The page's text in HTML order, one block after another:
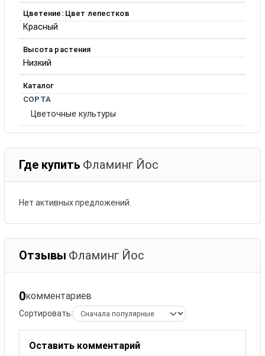
Цветение: Цвет лепестков
Красный
Высота растения
Низкий
Каталог
СОРТА
Цветочные культуры
Где купить Фламинг Йос
Нет активных предложений.
Отзывы Фламинг Йос
0комментариев
Сортировать:
Оставить комментарий